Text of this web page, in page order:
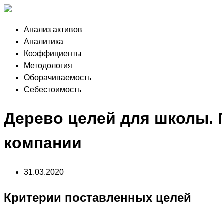
Анализ активов
Аналитика
Коэффициенты
Методология
Оборачиваемость
Себестоимость
Дерево целей для школы.
компании
31.03.2020
Критерии поставленных целей